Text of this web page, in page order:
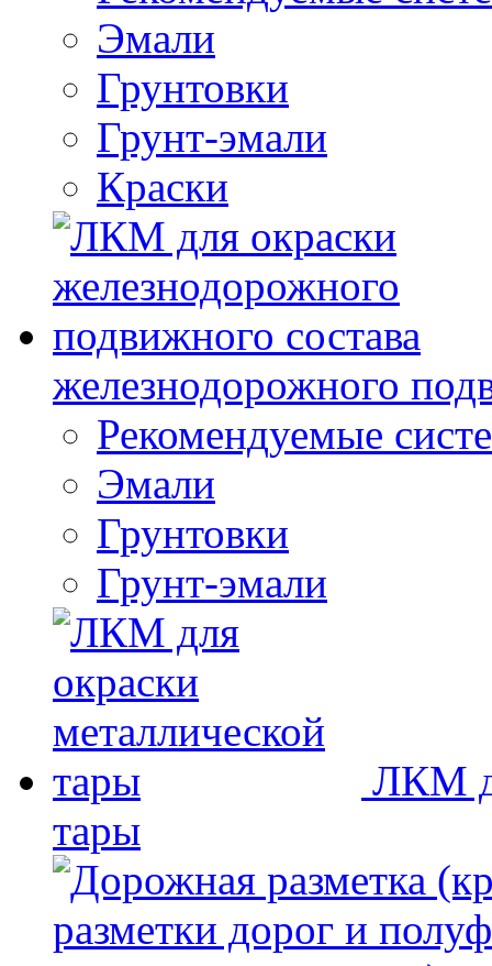
Эмали
Грунтовки
Грунт-эмали
Краски
железнодорожного
Рекомендуемые
Эмали
Грунтовки
Грунт-эмали
ЛКМ
тары